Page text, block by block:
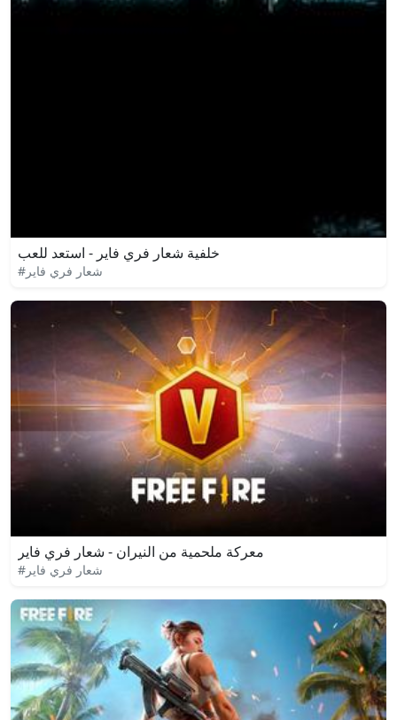
خلفية شعار فري فاير - استعد للعب
#شعار فري فاير
معركة ملحمية من النيران - شعار فري فاير
#شعار فري فاير